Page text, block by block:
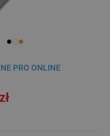
PRO ONLINE